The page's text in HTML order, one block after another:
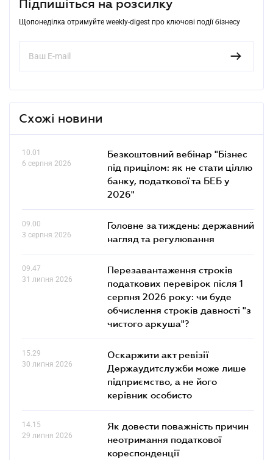
Підпишіться на розсилку
Щопонеділка отримуйте weekly-digest про ключові події бізнесу
Схожі новини
10.01
6 серпня 2026
Безкоштовний вебінар "Бізнес
під прицілом: як не стати ціллю
банку, податкової та БЕБ у
2026"
09.00
3 серпня 2026
Головне за тиждень: державний
нагляд та регулювання
09.47
31 липня 2026
Перезавантаження строків
податкових перевірок після 1
серпня 2026 року: чи буде
обчислення строків давності "з
чистого аркуша"?
15.29
30 липня 2026
Оскаржити акт ревізії
Держаудитслужби може лише
підприємство, а не його
керівник особисто
14.15
29 липня 2026
Як довести поважність причин
неотримання податкової
кореспонденції